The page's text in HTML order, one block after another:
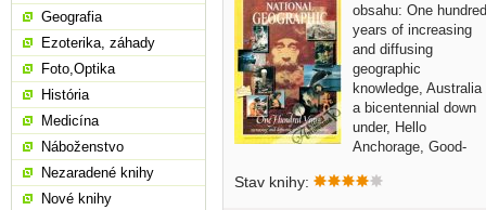
obsahu: One hundred
years of increasing
and diffusing
geographic
knowledge, Australia
a bicentennial down
under, Hello
Anchorage, Good-
Stav knihy:
Geografia
Ezoterika, záhady
Foto,Optika
História
Medicína
Náboženstvo
Nezaradené knihy
Nové knihy